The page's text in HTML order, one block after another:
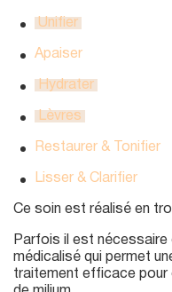
Unifier
Apaiser
Hydrater
Lèvres
Restaurer & Tonifier
Lisser & Clarifier
Ce soin est réalisé en
Parfois il est nécessaire
médicalisé qui permet
traitement efficace pour